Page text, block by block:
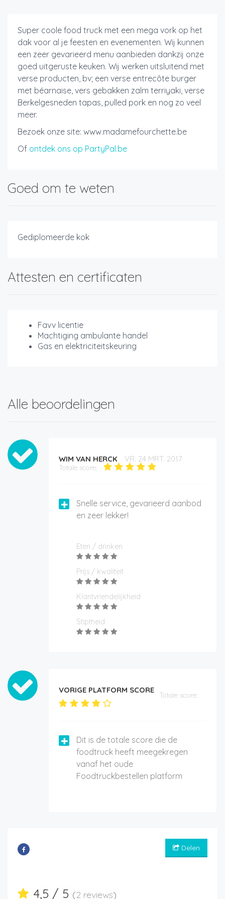
Super coole food truck met een mega vork op het
dak voor al je feesten en evenementen. Wij kunnen
een zeer gevarieerd menu aanbieden dankzij onze
goed uitgeruste keuken. Wij werken uitsluitend met
verse producten, bv; een verse entrecôte burger
met béarnaise, vers gebakken zalm terriyaki, verse
Berkelgesneden tapas, pulled pork en nog zo veel
meer.
Bezoek onze site: www.madamefourchette.be
Of ontdek ons op PartyPal.be
Goed om te weten
Gediplomeerde kok
Attesten en certificaten
Favv licentie
Machtiging ambulante handel
Gas en elektriciteitskeuring
Alle beoordelingen
WIM VAN HERCK VR. 24 MRT. 2017
Totale score:
Snelle service, gevarieerd aanbod
en zeer lekker!
Eten / drinken
Prijs / kwaliteit
Klantvriendelijkheid
Stiptheid
VORIGE PLATFORM SCORE
Totale score:
Dit is de totale score die de
foodtruck heeft meegekregen
vanaf het oude
Foodtruckbestellen platform
Delen
4,5 / 5 (2 reviews)